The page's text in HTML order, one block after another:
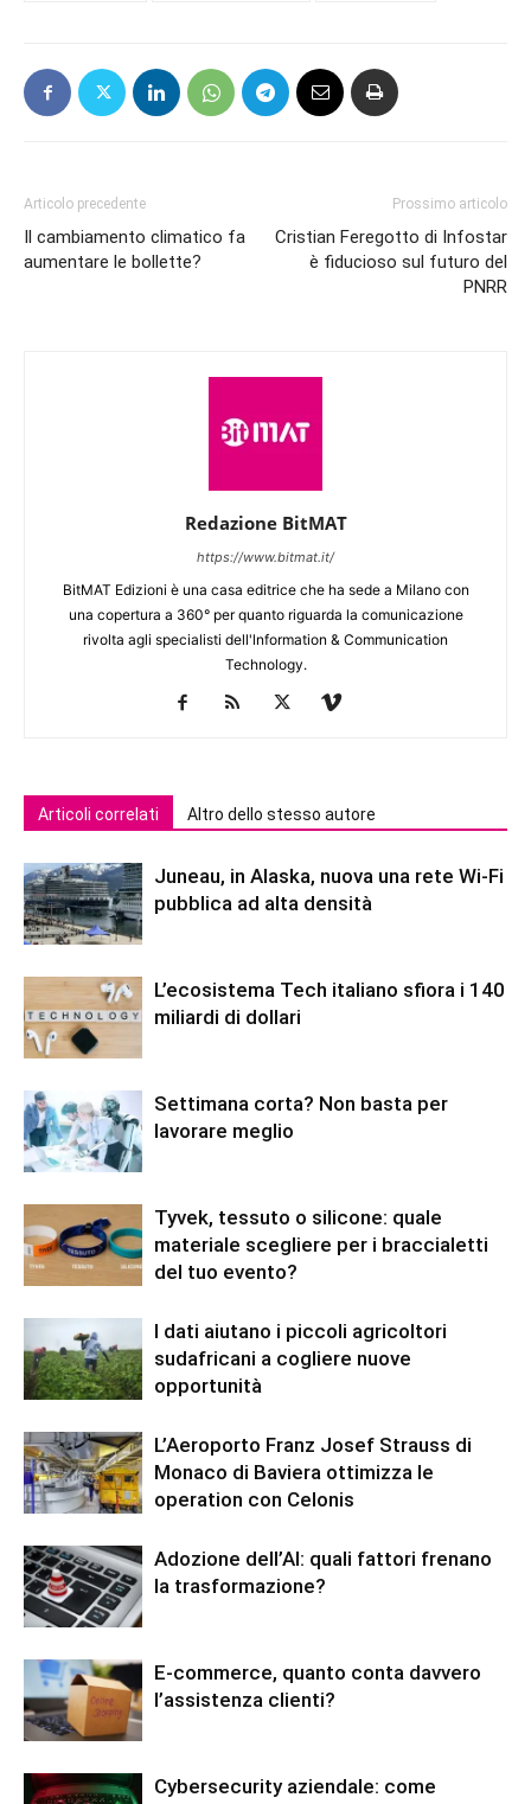
Articolo precedente
Il cambiamento climatico fa
aumentare le bollette?
Prossimo articolo
Cristian Feregotto di Infostar
è fiducioso sul futuro del
PNRR
Redazione BitMAT
https://www.bitmat.it/
BitMAT Edizioni è una casa editrice che ha sede a Milano con
una copertura a 360° per quanto riguarda la comunicazione
rivolta agli specialisti dell'lnformation & Communication
Technology.
Articoli correlati Altro dello stesso autore
Juneau, in Alaska, nuova una rete Wi-Fi
pubblica ad alta densità
L’ecosistema Tech italiano sfiora i 140
miliardi di dollari
Settimana corta? Non basta per
lavorare meglio
Tyvek, tessuto o silicone: quale
materiale scegliere per i braccialetti
del tuo evento?
I dati aiutano i piccoli agricoltori
sudafricani a cogliere nuove
opportunità
L’Aeroporto Franz Josef Strauss di
Monaco di Baviera ottimizza le
operation con Celonis
Adozione dell’AI: quali fattori frenano
la trasformazione?
E-commerce, quanto conta davvero
l’assistenza clienti?
Cybersecurity aziendale: come